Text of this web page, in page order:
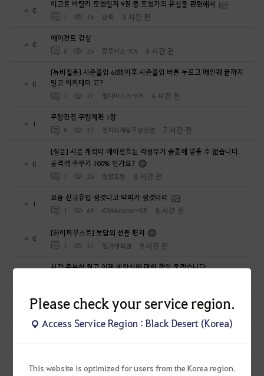
Please check your service region.
Access Service Region : Black Desert (Korea)
This website is optimized for users from the Korea region.
0
이고르 바탈리 모험일지 9권 중 모험가의 유실물 관련해서
1 16 단륵 3 시간 전
0
에이전트 감상
0 26 칼루이스-KR 4 시간 전
0
[뉴비질문] 시즌졸업 60렙이후 시즌졸업 버튼 누르고 메인퀘 끝까지
밀고 아카데미 고?
1 27 헬다마르스-KR 4 시간 전
1
무량진경 무량계편 1장
0 31 천지의재림무량진경 7 시간 전
0
[질문] 시즌 캐릭터 에이전트는 각성무기 슬롯에 넣을 수 없습니다.
공격력 주무기 100% 인가요?
1 26 명왕도량 8 시간 전
1
요즘 신규유입 생겻다고 막피가 생겻더라
1 69 KIMAercher-KR 8 시간 전
0
[하이퍼부스트] 보답의 선물 편지
1 37 일거에척결 9 시간 전
시간 충분히 줬고 이제 비양심에 대한 책임 묻겠습니다
0
무량진경 창세록
천지의재림무량진경
0
굶카루위치